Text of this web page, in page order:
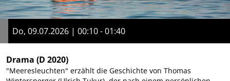
Do, 09.07.2026 | 00:10 - 01:40
Drama (D 2020)
"Meeresleuchten" erzählt die Geschichte von Thomas